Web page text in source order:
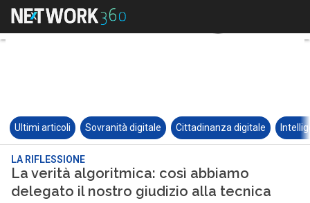
Ultimi articoli Sovranità digitale Cittadinanza digitale
LA RIFLESSIONE
La verità algoritmica: così abbiamo
delegato il nostro giudizio alla tecnica